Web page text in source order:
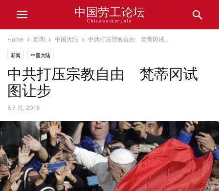
中国劳工论坛
Chinaworker.info
Home 新闻 中国大陆 中共打压宗教自由 梵蒂冈试...
新闻 中国大陆
中共打压宗教自由 梵蒂冈试
图让步
8 7 月, 2018